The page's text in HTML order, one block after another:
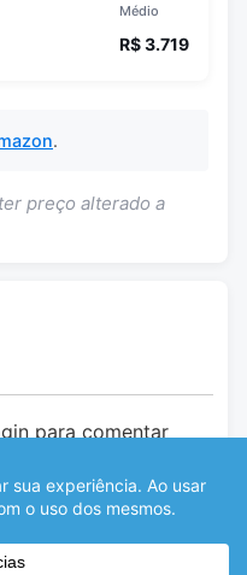
Médio
R$ 3.719
.
preço alterado a
para comentar